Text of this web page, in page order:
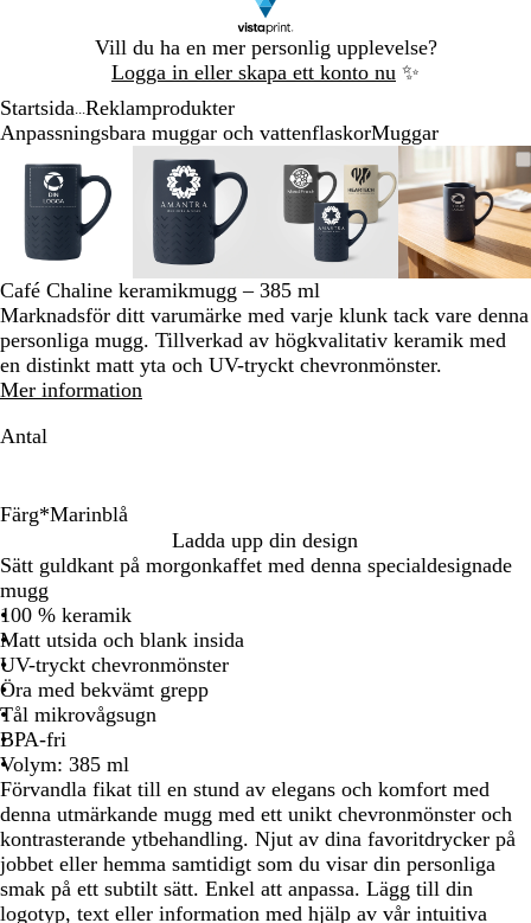
Vill du ha en mer personlig upplevelse?
Logga in eller skapa ett konto nu ✨
1
Startsida Reklamprodukter
Anpassningsbara muggar och vattenflaskorMuggar
Zoomningsbar
bild
till
minimum
för
att
utöka
plus-
och
minustangenterna
för
att
zooma
in
och
ut
och
panorera
Zoomningsbar
bild
Zoomat
till
minimum
Klicka
för
att
utöka
Använd
plus-
och
minustangenterna
för
att
zooma
in
och
bild
till
minimum
för
att
utöka
plus-
och
minustangenterna
för
att
zooma
in
bild
Zoomat
till
Klicka
för
att
utöka
Använd
plus-
och
för
att
zooma
Café Chaline keramikmugg – 385 ml
Marknadsför ditt varumärke med varje klunk tack vare denna
personliga mugg. Tillverkad av högkvalitativ keramik med
en distinkt matt yta och UV-tryckt chevronmönster.
Mer information
Antal
Färg*Marinblå
a
r
i
n
b
l
å
r
å
r
e
m
e
f
ä
r
g
a
d
Ladda upp din design
Sätt guldkant på morgonkaffet med denna specialdesignade
mugg
100 % keramik
Matt utsida och blank insida
UV-tryckt chevronmönster
Öra med bekvämt grepp
Tål mikrovågsugn
BPA-fri
Volym: 385 ml
Förvandla fikat till en stund av elegans och komfort med
denna utmärkande mugg med ett unikt chevronmönster och
kontrasterande ytbehandling. Njut av dina favoritdrycker på
jobbet eller hemma samtidigt som du visar din personliga
smak på ett subtilt sätt. Enkel att anpassa. Lägg till din
logotyp, text eller information med hjälp av vår intuitiva